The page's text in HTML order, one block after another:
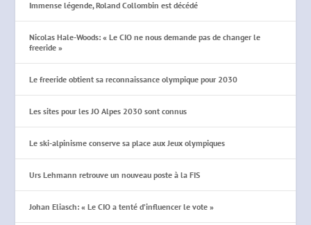
Immense légende, Roland Collombin est décédé
Nicolas Hale-Woods: « Le CIO ne nous demande pas de changer le
freeride »
Le freeride obtient sa reconnaissance olympique pour 2030
Les sites pour les JO Alpes 2030 sont connus
Le ski-alpinisme conserve sa place aux Jeux olympiques
Urs Lehmann retrouve un nouveau poste à la FIS
Johan Eliasch: « Le CIO a tenté d’influencer le vote »